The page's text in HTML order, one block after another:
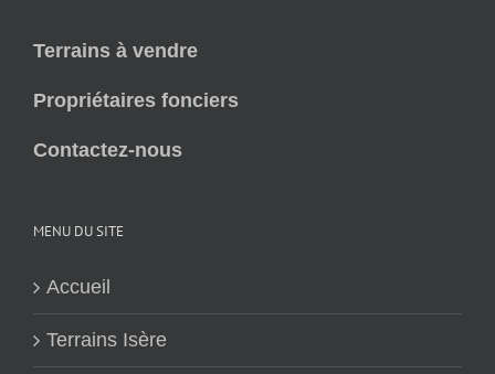
Terrains à vendre
Propriétaires fonciers
Contactez-nous
MENU DU SITE
Accueil
Terrains Isère